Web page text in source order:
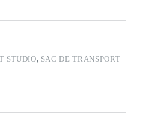
STUDIO, SAC DE TRANSPORT